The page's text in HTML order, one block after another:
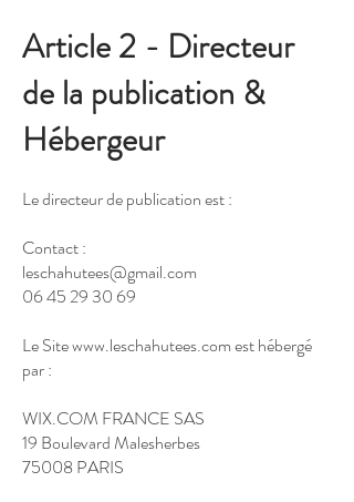
Article 2 - Directeur
de la publication &
Hébergeur
Le directeur de publication est :
Contact :
leschahutees@gmail.com
06 45 29 30 69
Le Sitewww.leschahutees.comest hébergé
par :
WIX.COM FRANCE SAS
19 Boulevard Malesherbes
75008 PARIS